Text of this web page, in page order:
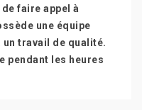
faire appel à
une équipe
travail de qualité.
pendant les heures